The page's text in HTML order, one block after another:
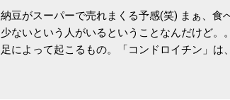
納豆がスーパーで売れまくる予感(笑) まぁ、
少ないという人がいるということなんだけど
足によって起こるもの。「コンドロイチン」は
いためには、食生活で「コンドロイチン」を